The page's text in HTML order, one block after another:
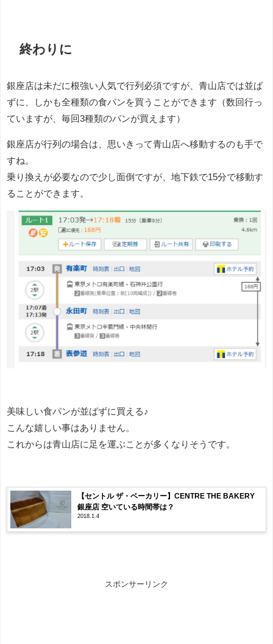
終わりに
銀座店は未だに根強い人気で行列必須ですが、青山店では並ば
ずに、しかも全種類の食パンを買うことができます（数回行っ
ていますが、毎回3種類のパンが買えます）
銀座店が行列の場合は、思いきって青山店へ移動するのも手で
すね。
乗り換えが必要なので少し面倒ですが、地下鉄で15分で移動す
ることができます。
美味しい食パンが並ばずに買える♪
こんな嬉しい事はありません。
これからは青山店に足を運ぶことが多くなりそうです。
【セントル ザ・ベーカリー】CENTRE THE BAKERY
銀座店 空いている時間帯は？
2018.1.4
スポンサーリンク